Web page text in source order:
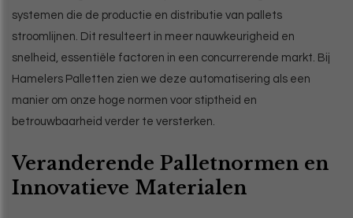
systemen die de productie en distributie van pallets
stroomlijnen. Dit resulteert in meer nauwkeurigheid en
snelheid, essentiële factoren in een concurrerende markt. Bij
Hamelers Palletten zien we deze automatisering als een
manier om onze hoge normen voor stiptheid en
betrouwbaarheid verder te versterken.
Veranderende Palletnormen en
Innovatieve Materialen